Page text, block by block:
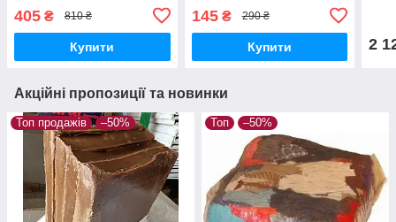
405 ₴ 810 ₴
Купити
Vestum без решітки
145₴ 290 ₴
Купити 2
Акційні пропозиції та новинки
Топ продажів –50% Топ –50%